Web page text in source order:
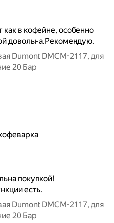
как в кофейне, особенно
довольна.Рекомендую.
Dumont DMCM-2117, для
20 Бар
покупкой!
есть.
Dumont DMCM-2117, для
20 Бар